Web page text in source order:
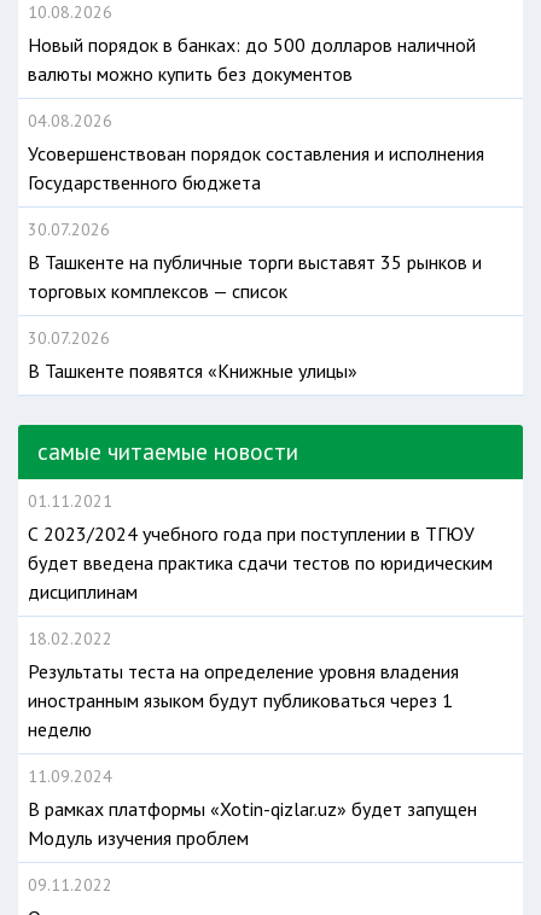
10.08.2026
Новый порядок в банках: до 500 долларов наличной
валюты можно купить без документов
04.08.2026
Усовершенствован порядок составления и исполнения
Государственного бюджета
30.07.2026
В Ташкенте на публичные торги выставят 35 рынков и
торговых комплексов — список
30.07.2026
В Ташкенте появятся «Книжные улицы»
самые читаемые новости
01.11.2021
С 2023/2024 учебного года при поступлении в ТГЮУ
будет введена практика сдачи тестов по юридическим
дисциплинам
18.02.2022
Результаты теста на определение уровня владения
иностранным языком будут публиковаться через 1
неделю
11.09.2024
В рамках платформы «Xotin-qizlar.uz» будет запущен
Модуль изучения проблем
09.11.2022